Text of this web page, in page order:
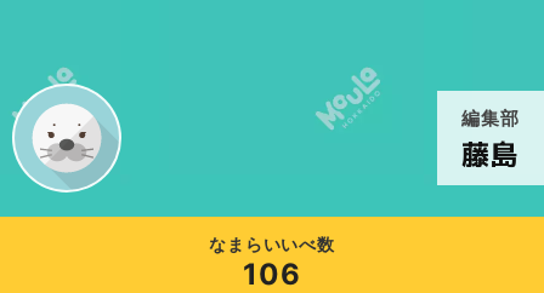
編集部
藤島
なまらいいべ数
106